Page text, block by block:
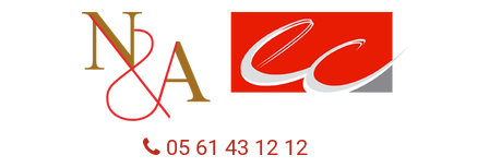
05 61 43 12 12